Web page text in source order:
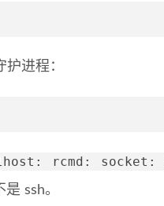
进程：
rcmd: socket:
ssh。